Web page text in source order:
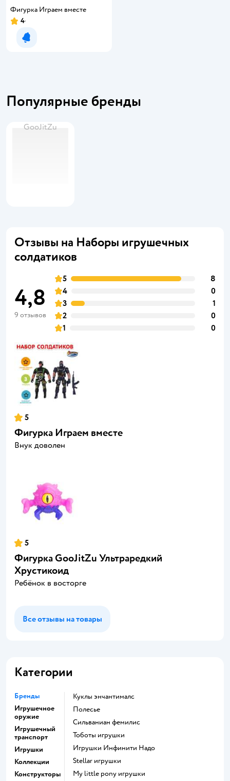
Фигурка Играем вместе
4
Уведомить о появлении
Популярные бренды
GooJitZu
Отзывы на Наборы игрушечных
солдатиков
4,8
9 отзывов
5
8
4
0
3
1
2
0
1
0
5
Фигурка Играем вместе
Внук доволен
5
Фигурка GooJitZu Ультраредкий
Хрустикоид
Ребёнок в восторге
Все отзывы на товары
Категории
Бренды
Игрушечное
оружие
Игрушечный
транспорт
Игрушки
Коллекции
Конструкторы
Куклы энчантималс
Полесье
Сильваниан фемилис
Тоботы игрушки
Игрушки Инфинити Надо
Stellar игрушки
my little pony игрушки